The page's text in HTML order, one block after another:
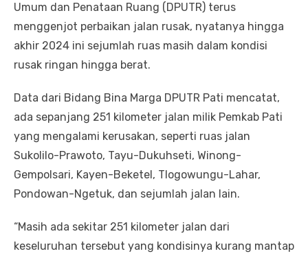
Umum dan Penataan Ruang (DPUTR) terus
menggenjot perbaikan jalan rusak, nyatanya hingga
akhir 2024 ini sejumlah ruas masih dalam kondisi
rusak ringan hingga berat.
Data dari Bidang Bina Marga DPUTR Pati mencatat,
ada sepanjang 251 kilometer jalan milik Pemkab Pati
yang mengalami kerusakan, seperti ruas jalan
Sukolilo-Prawoto, Tayu-Dukuhseti, Winong-
Gempolsari, Kayen-Beketel, Tlogowungu-Lahar,
Pondowan-Ngetuk, dan sejumlah jalan lain.
“Masih ada sekitar 251 kilometer jalan dari
keseluruhan tersebut yang kondisinya kurang mantap